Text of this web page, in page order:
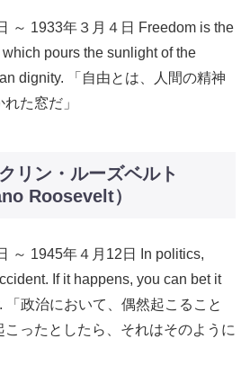
～ 1933年３月４日 Freedom is the
pours the sunlight of the
dignity. 「自由とは、人間の精神
た窓だ」
リン・ルーズベルト
Roosevelt）
～ 1945年４月12日 In politics,
If it happens, you can bet it
「政治において、偶然起こること
ったとしたら、それはそのように